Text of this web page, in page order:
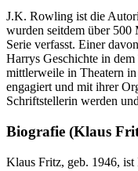
J.K. Rowling ist die
wurden seitdem über
Serie verfasst. Einer
Harrys Geschichte in
mittlerweile in Theatern
engagiert und mit ihrer
Schriftstellerin werden
Biografie (Klaus
Klaus Fritz, geb. 1946, ist